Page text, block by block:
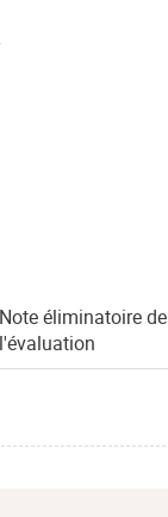
Note éliminatoire de
l'évaluation